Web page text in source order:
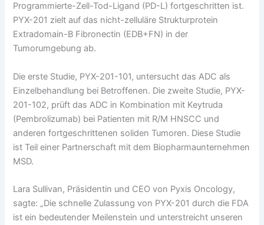
Programmierte-Zell-Tod-Ligand (PD-L) fortgeschritten ist.
PYX-201 zielt auf das nicht-zelluläre Strukturprotein
Extradomain-B Fibronectin (EDB+FN) in der
Tumorumgebung ab.
Die erste Studie, PYX-201-101, untersucht das ADC als
Einzelbehandlung bei Betroffenen. Die zweite Studie, PYX-
201-102, prüft das ADC in Kombination mit Keytruda
(Pembrolizumab) bei Patienten mit R/M HNSCC und
anderen fortgeschrittenen soliden Tumoren. Diese Studie
ist Teil einer Partnerschaft mit dem Biopharmaunternehmen
MSD.
Lara Sullivan, Präsidentin und CEO von Pyxis Oncology,
sagte: „Die schnelle Zulassung von PYX-201 durch die FDA
ist ein bedeutender Meilenstein und unterstreicht unseren